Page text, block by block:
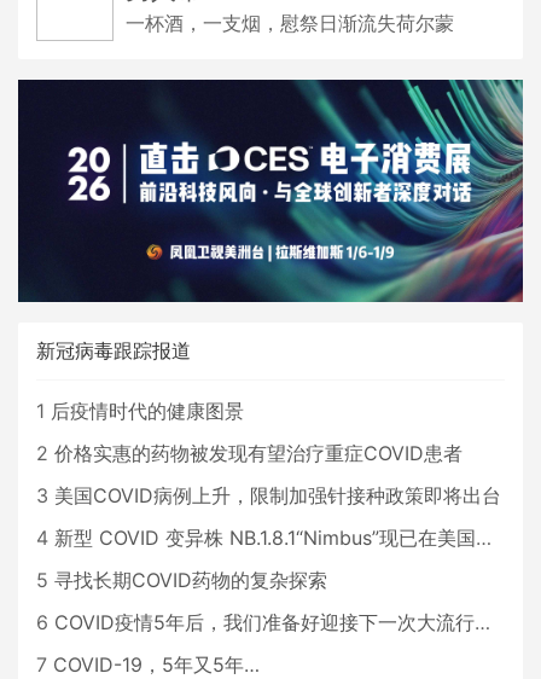
一杯酒，一支烟，慰祭日渐流失荷尔蒙
新冠病毒跟踪报道
1 后疫情时代的健康图景
2 价格实惠的药物被发现有望治疗重症COVID患者
3 美国COVID病例上升，限制加强针接种政策即将出台
4 新型 COVID 变异株 NB.1.8.1“Nimbus”现已在美国占据主导地位
5 寻找长期COVID药物的复杂探索
6 COVID疫情5年后，我们准备好迎接下一次大流行了吗？
7 COVID-19，5年又5年…